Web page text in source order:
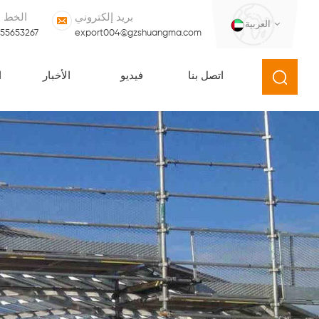
العربية
بريد إلكتروني
export004@gzshuangma.com
الأخبار فيديو اتصل بنا